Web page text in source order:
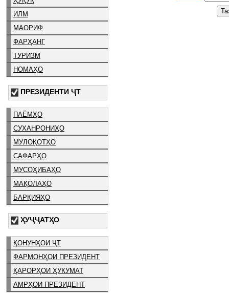
ИЛМ
МАОРИФ
ФАРҲАНГ
ТУРИЗМ
НОМАҲО
ПРЕЗИДЕНТИ ҶТ
ПАЁМҲО
СУХАНРОНИҲО
МУЛОҚОТҲО
САФАРҲО
МУСОҲИБАҲО
МАҚОЛАҲО
БАРҚИЯҲО
ҲУҶҶАТҲО
ҚОНУНҲОИ ҶТ
ФАРМОНҲОИ ПРЕЗИДЕНТ
ҚАРОРҲОИ ҲУКУМАТ
АМРҲОИ ПРЕЗИДЕНТ